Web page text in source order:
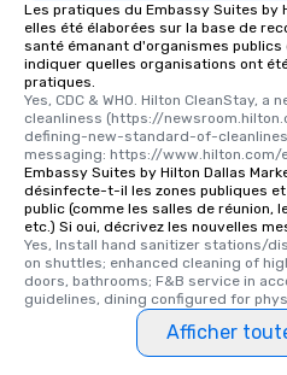
Les pratiques du Embassy Suites by
elles été élaborées sur la base de
santé émanant d'organismes publics
indiquer quelles organisations ont
pratiques.
Yes, CDC & WHO. Hilton CleanStay,
cleanliness (https://
defining-new-standard-of-
messaging: https://
Embassy Suites by Hilton Dallas
désinfecte-t-il les zones publiques
public (comme les salles de réunion,
etc.) Si oui, décrivez les nouvelles
Yes, Install hand sanitizer stations/
on shuttles; enhanced cleaning of
doors, bathrooms; F&B service in
guidelines, dining configured for
Afficher